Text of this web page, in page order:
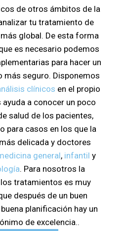
de otros ámbitos de la
tu tratamiento de
global. De esta forma
es necesario podemos
para hacer un
más seguro. Disponemos
clínicos en el propio
a conocer un poco
salud de los pacientes,
para casos en los que la
delicada y doctores
general, infantil y
. Para nosotros la
tratamientos es muy
después de un buen
planificación hay un
de excelencia..